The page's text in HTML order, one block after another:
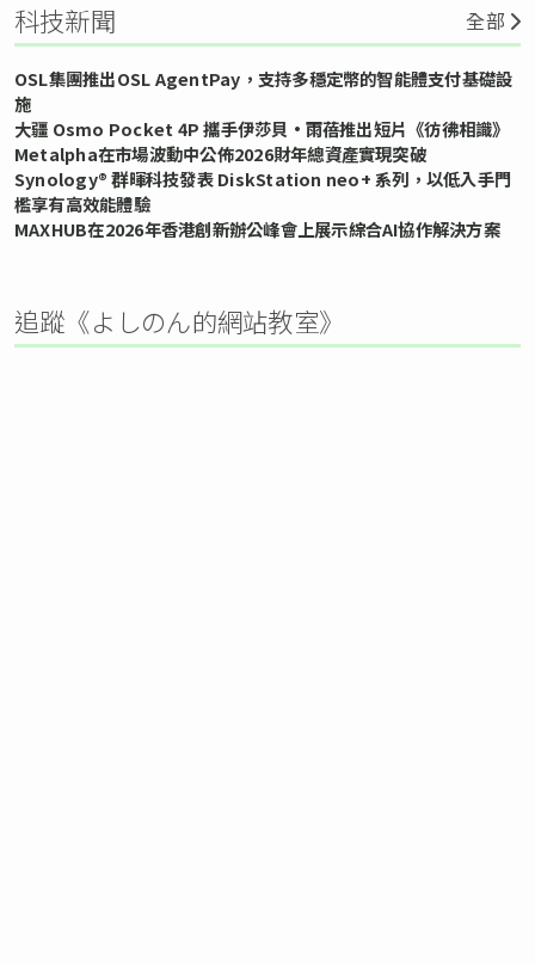
科技新聞 全部
OSL集團推出OSL AgentPay，支持多穩定幣的智能體支付基礎設
施
大疆 Osmo Pocket 4P 攜手伊莎貝•雨蓓推出短片《彷彿相識》
Metalpha在市場波動中公佈2026財年總資產實現突破
Synology® 群暉科技發表 DiskStation neo+ 系列，以低入手門
檻享有高效能體驗
MAXHUB在2026年香港創新辦公峰會上展示綜合AI協作解決方案
追蹤《よしのん的網站教室》